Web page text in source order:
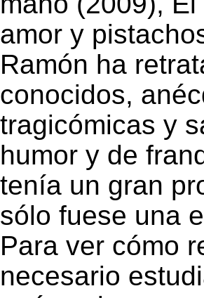
amor y
Ramón ha
conocidos,
tragicómicas y
humor y de
tenía un gran
sólo fuese una
Para ver cómo
necesario